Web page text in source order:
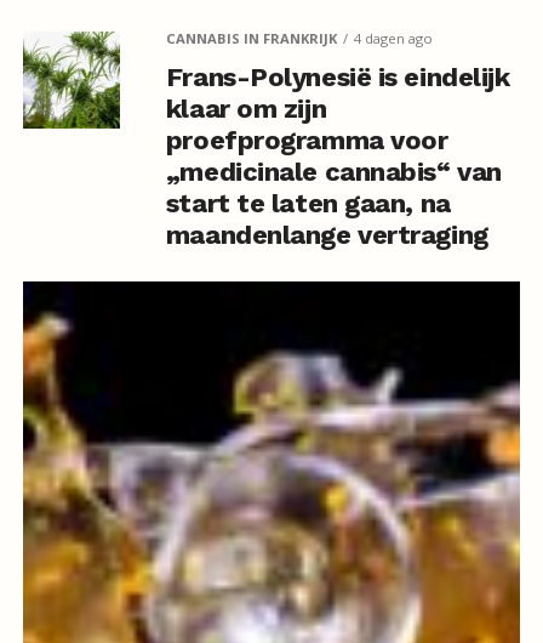
CANNABIS IN FRANKRIJK 4 dagen ago
Frans-Polynesië is eindelijk
klaar om zijn
proefprogramma voor
„medicinale cannabis“ van
start te laten gaan, na
maandenlange vertraging